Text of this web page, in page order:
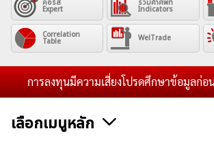
Articles
VPS Register
คอร์ส
Expert
รวมคำศัพท์
Indicators
Correlation
Table WelTrade
การลงทุนมีความเสี่ยงโปรดศึกษาข้อมูลก่อ
เลือกเมนูหลัก